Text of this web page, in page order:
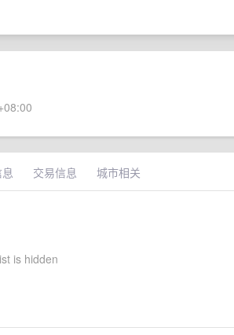
交易信息 城市相关
is hidden